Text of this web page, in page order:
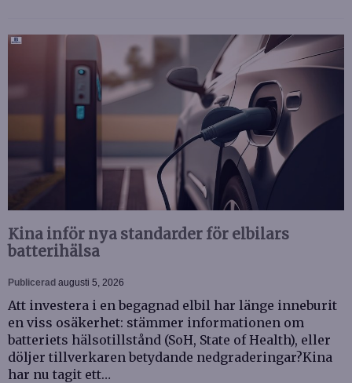
Kina inför nya standarder för elbilars
batterihälsa
Publicerad augusti 5, 2026
Att investera i en begagnad elbil har länge inneburit
en viss osäkerhet: stämmer informationen om
batteriets hälsotillstånd (SoH, State of Health), eller
döljer tillverkaren betydande nedgraderingar?Kina
har nu tagit ett…